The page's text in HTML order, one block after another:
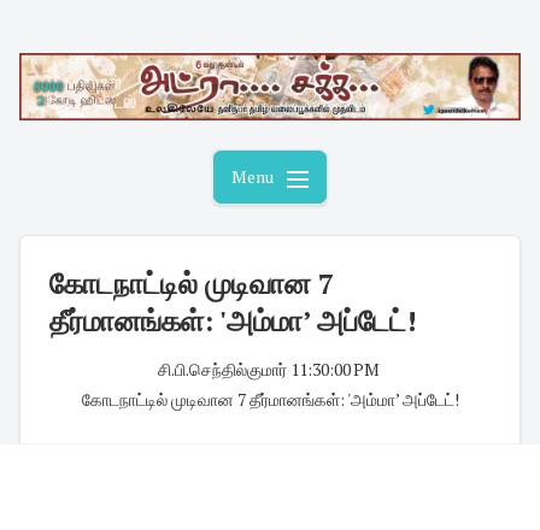
content
Menu
கோடநாட்டில் முடிவான 7
தீர்மானங்கள்: 'அம்மா’ அப்டேட்!
சி.பி.செந்தில்குமார்· 11:30:00 PM
கோடநாட்டில் முடிவான 7 தீர்மானங்கள்: 'அம்மா’ அப்டேட்!